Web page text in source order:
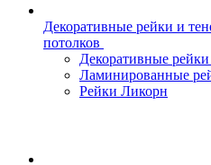
Декоративные рейки и
потолков
Декоративные рейки
Ламинированные
Рейки Ликорн